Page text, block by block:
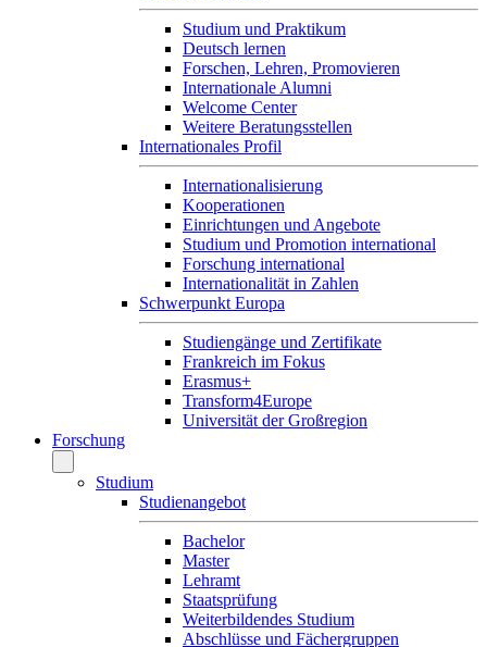
Studium und Praktikum
Deutsch lernen
Forschen, Lehren, Promovieren
Internationale Alumni
Welcome Center
Weitere Beratungsstellen
Internationales Profil
Internationalisierung
Kooperationen
Einrichtungen und Angebote
Studium und Promotion international
Forschung international
Internationalität in Zahlen
Schwerpunkt Europa
Studiengänge und Zertifikate
Frankreich im Fokus
Erasmus+
Transform4Europe
Universität der Großregion
Forschung
Studium
Studienangebot
Bachelor
Master
Lehramt
Staatsprüfung
Weiterbildendes Studium
Abschlüsse und Fächergruppen